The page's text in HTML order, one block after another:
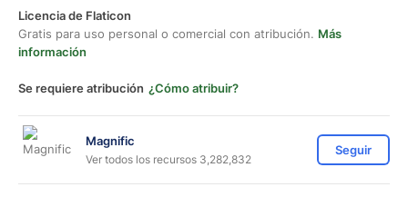
Licencia de Flaticon
Gratis para uso personal o comercial con atribución. Más
información
Se requiere atribución ¿Cómo atribuir?
Magnific
Ver todos los recursos 3,282,832
Seguir